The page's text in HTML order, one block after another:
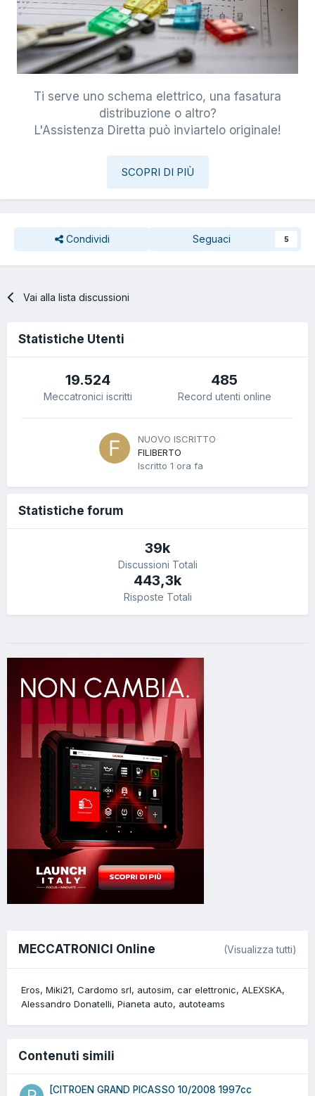
Ti serve uno schema elettrico, una fasatura
distribuzione o altro?
L'Assistenza Diretta può inviartelo originale!
SCOPRI DI PIÙ
Condividi Seguaci 5
Vai alla lista discussioni
Statistiche Utenti
19.524
Meccatronici iscritti
485
Record utenti online
NUOVO ISCRITTO
FILIBERTO
Iscritto 1 ora fa
Statistiche forum
39k
Discussioni Totali
443,3k
Risposte Totali
MECCATRONICI Online (Visualizza tutti)
Eros Miki21 Cardomo srl autosim car elettronic ALEXSKA
Alessandro Donatelli Pianeta auto autoteams
Contenuti simili
[CITROEN GRAND PICASSO 10/2008 1997cc